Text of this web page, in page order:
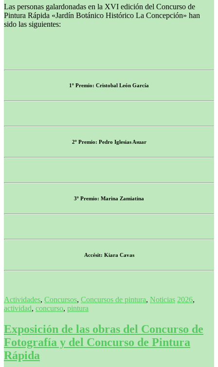
Las personas galardonadas en la XVI edición del Concurso de
Pintura Rápida «Jardín Botánico Histórico La Concepción» han
sido las siguientes:
1º Premio: Cristobal León García
2º Premio: Pedro Iglesias Asuar
3º Premio: Marina Zamiatina
Accésit: Kiara Cavas
Actividades, Concursos, Concursos de pintura, Noticias 2026,
actividad, concurso, pintura
Exposición de las obras del Concurso de
Fotografía y del Concurso de Pintura
Rápida